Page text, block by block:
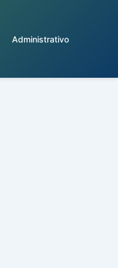
Administrativo